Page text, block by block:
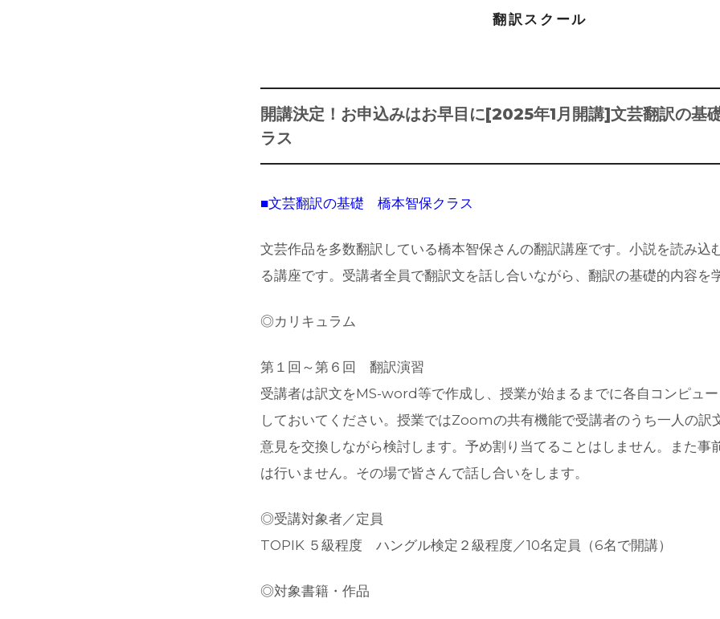
翻訳スクール
開講決定！お申込みはお早目に[2025年1月開講]文芸翻訳の基
ラス
■文芸翻訳の基礎 橋本智保クラス
文芸作品を多数翻訳している橋本智保さんの翻訳講座です。小説を読み込
る講座です。受講者全員で翻訳文を話し合いながら、翻訳の基礎的内容を
◎カリキュラム
第１回～第６回 翻訳演習
受講者は訳文をMS-word等で作成し、授業が始まるまでに各自コンピュ
しておいてください。授業ではZoomの共有機能で受講者のうち一人の訳
意見を交換しながら検討します。予め割り当てることはしません。また事
は行いません。その場で皆さんで話し合いをします。
◎受講対象者／定員
TOPIK ５級程度 ハングル検定２級程度／10名定員（6名で開講）
◎対象書籍・作品